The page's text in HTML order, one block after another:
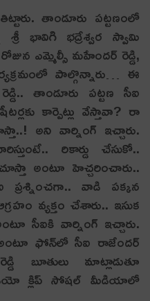
తాండూరు పట్టణంలో
శ్రీ భావిగి భద్రేశ్వర స్వామి
ఎమ్మెల్సీ మహేందర్ రెడ్డి,
పాల్గొన్నారు… ఈ
తాండూరు పట్టణ సీఐ
కార్పెట్లు వేస్తావా? రా
అని వార్నింగ్‌ ఇచ్చారు.
రికార్డు చేసుకో..
అంటూ హెచ్చరించారు..
వాడి పక్కన
వ్యక్తం చేశారు.. ఇసుక
సీఐకి వార్నింగ్ ఇచ్చారు.
అంటూ ఫోన్‌లో సీఐ రాజేందర్
బూతులు మాట్లాడుతూ
క్లిప్‌ సోషల్‌ మీడియాలో